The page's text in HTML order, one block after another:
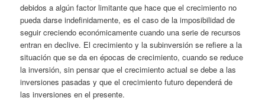
debidos a algún factor limitante que hace que el crecimiento no
pueda darse indefinidamente, es el caso de la imposibilidad de
seguir creciendo económicamente cuando una serie de recursos
entran en declive. El crecimiento y la subinversión se refiere a la
situación que se da en épocas de crecimiento, cuando se reduce
la inversión, sin pensar que el crecimiento actual se debe a las
inversiones pasadas y que el crecimiento futuro dependerá de
las inversiones en el presente.